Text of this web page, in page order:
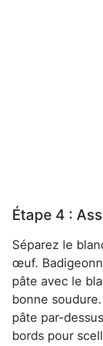
Étape 4 :
Séparez le
œuf.
pâte avec le
bonne
pâte par-
bords pour